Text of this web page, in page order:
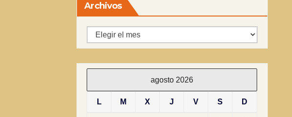
Archivos
Archivos
agosto 2026
L M X J V S D